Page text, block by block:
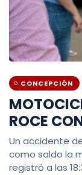
CONCEPCIÓN
ROCE
Un accidente
como saldo la
registró a las